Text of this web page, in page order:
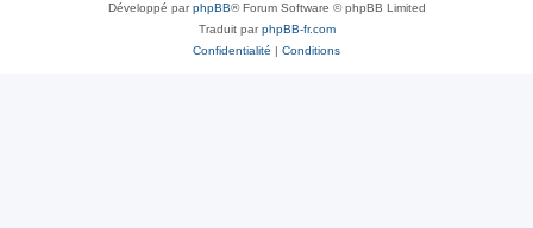
Développé parphpBB® Forum Software © phpBB Limited
Traduit parphpBB-fr.com
Confidentialité | Conditions